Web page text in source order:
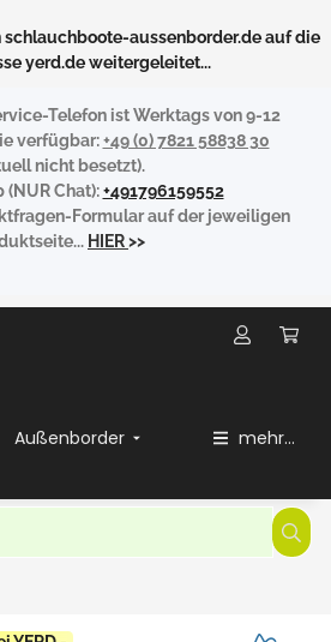
schlauchboote-aussenborder.de auf die
yerd.de weitergeleitet...
Telefon ist Werktags von 9-12
verfügbar:+49 (0) 7821 58838 30
nicht besetzt).
(NUR Chat):+491796159552
Formular auf der jeweiligen
HIER>>
Außenborder mehr...